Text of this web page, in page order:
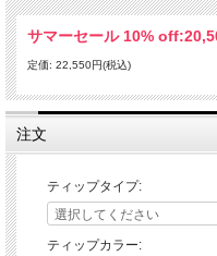
ラージアルミティップ：
固定式のラージアルミティップは
ステンレス製のイモネジの調整に
ローテティングティップ：
ステンレス製のイモネジの調整に
チタンティップ：
※カラーは選べません。
サマーセール 10% off:
定価: 22,550円(税込)
注文
ティップタイプ:
ティップカラー: